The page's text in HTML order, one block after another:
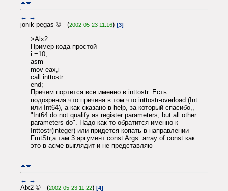
← →
jonik pegas © (2002-05-23 11:16) [3]
>Alx2
Пример кода простой
i:=10;
asm
mov eax,i
call inttostr
end;
Причем портится все именно в inttostr. Есть
подозрения что причина в том что inttostr-overload (Int
или Int64), а как сказано в help, за который спасибо,,
"Int64 do not qualify as register parameters, but all other
parameters do". Надо как то обратится именно к
Inttostr(integer) или придется копать в направлении
FmtStr,а там 3 аргумент const Args: array of const как
это в асме выглядит и не представляю
← →
Alx2 © (2002-05-23 11:22) [4]